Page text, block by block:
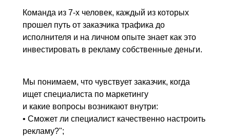
Команда из 7-х человек, каждый из которых
прошел путь от заказчика трафика до
исполнителя и на личном опыте знает как это
инвестировать в рекламу собственные деньги.
Мы понимаем, что чувствует заказчик, когда
ищет специалиста по маркетингу
и какие вопросы возникают внутри:
• Сможет ли специалист качественно настроить
рекламу?";